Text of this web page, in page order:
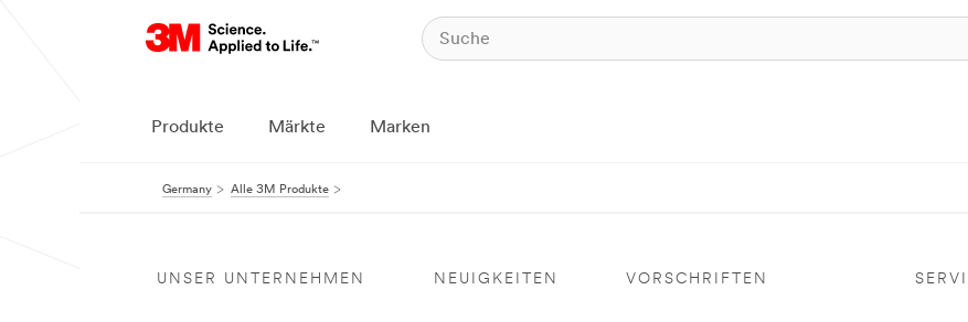
Produkte Märkte Marken
Germany Alle 3M Produkte
UNSER UNTERNEHMEN NEUIGKEITEN VORSCHRIFTEN